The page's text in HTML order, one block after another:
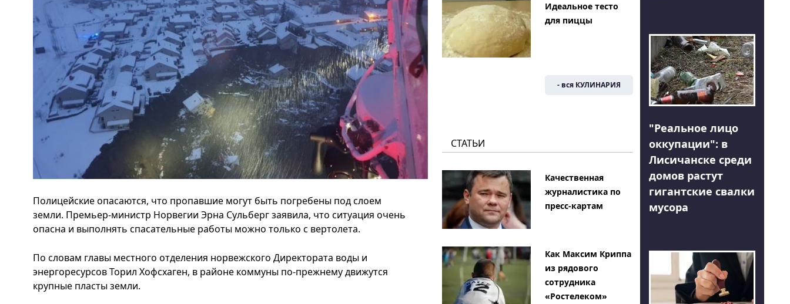
Полицейские опасаются, что пропавшие могут быть погребены под слоем
земли. Премьер-министр Норвегии Эрна Сульберг заявила, что ситуация очень
опасна и выполнять спасательные работы можно только с вертолета.
По словам главы местного отделения норвежского Директората воды и
энергоресурсов Торил Хофсхаген, в районе коммуны по-прежнему движутся
крупные пласты земли.
Идеальное тесто
для пиццы
- вся КУЛИНАРИЯ
СТАТЬИ
Качественная
журналистика по
пресс-картам
Как Максим Криппа
из рядового
сотрудника
«Ростелеком»
"Реальное лицо
оккупации": в
Лисичанске среди
домов растут
гигантские свалки
мусора